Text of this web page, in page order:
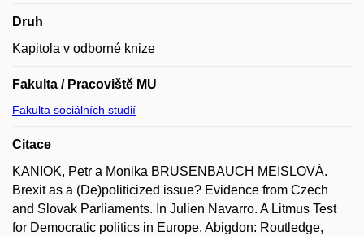
Druh
Kapitola v odborné knize
Fakulta / Pracoviště MU
Fakulta sociálních studií
Citace
KANIOK, Petr a Monika BRUSENBAUCH MEISLOVÁ.
Brexit as a (De)politicized issue? Evidence from Czech
and Slovak Parliaments. In Julien Navarro. A Litmus Test
for Democratic politics in Europe. Abigdon: Routledge,